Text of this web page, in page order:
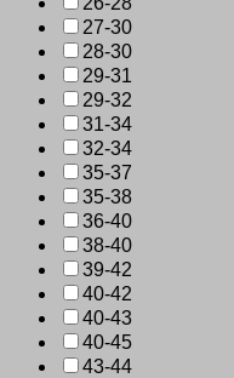
27-30
28-30
29-31
29-32
31-34
32-34
35-37
35-38
36-40
38-40
39-42
40-42
40-43
40-45
43-44